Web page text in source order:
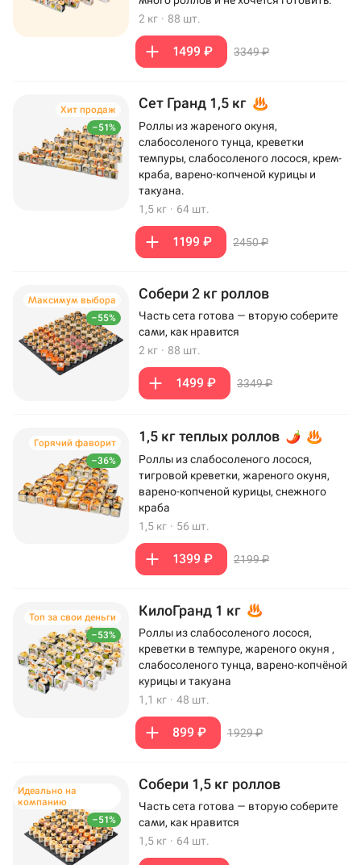
2 кг · 88 шт.
1499 ₽ 3349 ₽
–51%
Хит продаж Сет Гранд 1,5 кг
Роллы из жареного окуня,
слабосоленого тунца, креветки
темпуры, слабосоленого лосося, крем-
краба, варено-копченой курицы и
такуана.
1,5 кг · 64 шт.
1199 ₽ 2450 ₽
–55%
Максимум выбора Собери 2 кг роллов
Часть сета готова — вторую соберите
сами, как нравится
2 кг · 88 шт.
1499 ₽ 3349 ₽
–36%
Горячий фаворит 1,5 кг теплых роллов
Роллы из слабосоленого лосося,
тигровой креветки, жареного окуня,
варено-копченой курицы, снежного
краба
1,5 кг · 56 шт.
1399 ₽ 2199 ₽
–53%
Топ за свои деньги КилоГранд 1 кг
Роллы из слабосоленого лосося,
креветки в темпуре, жареного окуня ,
слабосоленого тунца, варено-копчёной
курицы и такуана
1,1 кг · 48 шт.
899 ₽ 1929 ₽
–51%
Идеально на
компанию
Собери 1,5 кг роллов
Часть сета готова — вторую соберите
сами, как нравится
1,5 кг · 64 шт.